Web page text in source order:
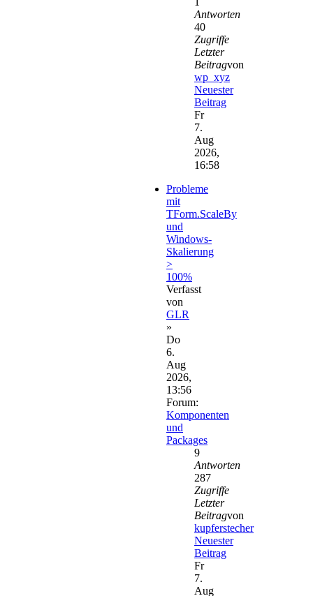
Antworten
40
Zugriffe
Letzter
Beitragvon
wp_xyz
Neuester
Beitrag
Fr
7.
Aug
2026,
16:58
Probleme
mit
TForm.ScaleBy
und
Windows-
Skalierung
>
100%
Verfasst
von
GLR
»
Do
6.
Aug
2026,
13:56
Forum:
Komponenten
und
Packages
9
Antworten
287
Zugriffe
Letzter
Beitragvon
kupferstecher
Neuester
Beitrag
Fr
7.
Aug